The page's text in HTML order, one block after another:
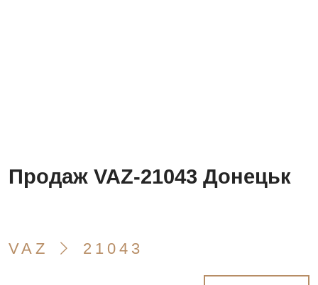
Продаж VAZ-21043 Донецьк
VAZ 21043